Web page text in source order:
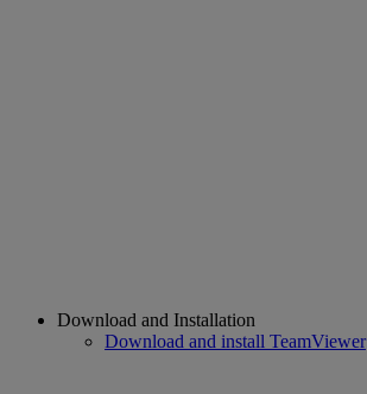
Download and Installation
Download and install TeamViewer